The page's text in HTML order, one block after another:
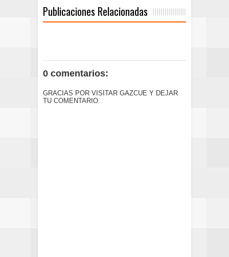
Publicaciones Relacionadas
0 comentarios:
GRACIAS POR VISITAR GAZCUE Y DEJAR
TU COMENTARIO.